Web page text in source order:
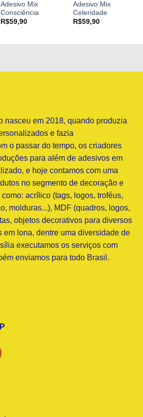
Adesivo Mix
Consciência
R$59,90
Adesivo Mix
Celeridade
R$59,90
nasceu em 2018, quando produzia
e fazia
o passar do tempo, os criadores
para além de adesivos em
e hoje contamos com uma
no segmento de decoração e
acrílico (tags, logos, troféus,
molduras...), MDF (quadros, logos,
objetos decorativos para diversos
em lona, dentre uma diversidade de
executamos os serviços com
enviamos para todo Brasil.